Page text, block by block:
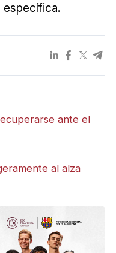
específica.
ante el
al alza